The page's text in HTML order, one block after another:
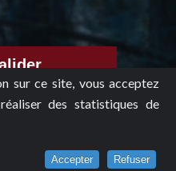
sur ce site, vous acceptez
des statistiques de
Accepter Refuser